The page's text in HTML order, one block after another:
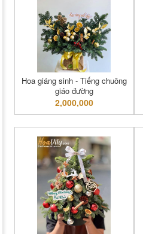
Hoa giáng sinh - Tiếng chuông
giáo đường
2,000,000